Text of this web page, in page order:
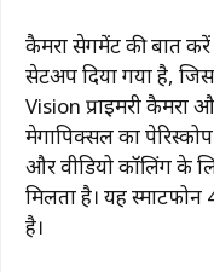
कैमरा सेगमेंट की बात
सेटअप दिया गया है,
Vision प्राइमरी
मेगापिक्सल का
और वीडियो कॉलिंग के
मिलता है। यह स्मार्टफोन
है।